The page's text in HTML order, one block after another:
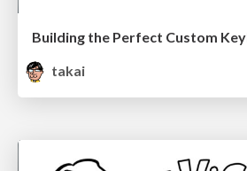
Building the Perfect Custom
takai